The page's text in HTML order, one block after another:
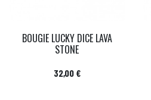
BOUGIE LUCKY DICE LAVA
STONE
Prix
32,00 €